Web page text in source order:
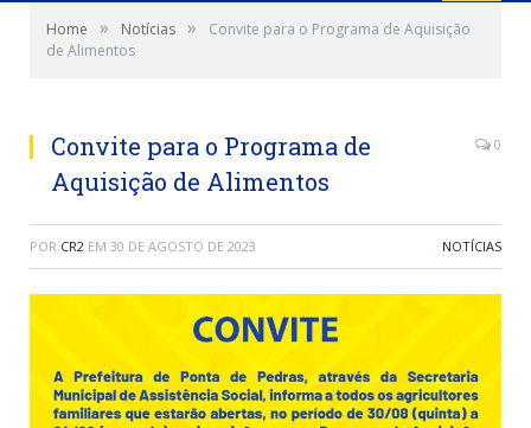
Home » Notícias »
Convite para o Programa de Aquisição
de Alimentos
Convite para o Programa de
Aquisição de Alimentos
0
POR CR2 EM 30 DE AGOSTO DE 2023 NOTÍCIAS